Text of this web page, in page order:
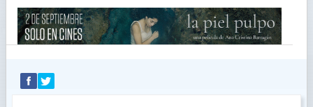
RECUÉRDEME
IDENTIFICARSE